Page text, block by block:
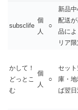
subsclife
個
人
○
新品
配送
品に
リア
かして！
どっとこ
む
個
人
○
セッ
庫・地
ば翌